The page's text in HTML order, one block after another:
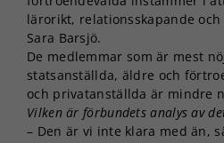
lärorikt, relationsskapande
Sara Barsjö.
De medlemmar som är mest
statsanställda, äldre och
och privatanställda är mindre
Vilken är förbundets analys av
– Den är vi inte klara med än,